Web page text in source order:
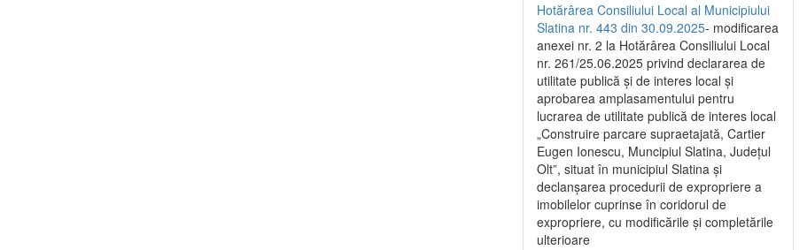
Hotărârea Consiliului Local al Municipiului
Slatina nr. 443 din 30.09.2025- modificarea
anexei nr. 2 la Hotărârea Consiliului Local
nr. 261/25.06.2025 privind declararea de
utilitate publică şi de interes local şi
aprobarea amplasamentului pentru
lucrarea de utilitate publică de interes local
„Construire parcare supraetajată, Cartier
Eugen Ionescu, Muncipiul Slatina, Judeţul
Olt”, situat în municipiul Slatina şi
declanşarea procedurii de expropriere a
imobilelor cuprinse în coridorul de
expropriere, cu modificările şi completările
ulterioare